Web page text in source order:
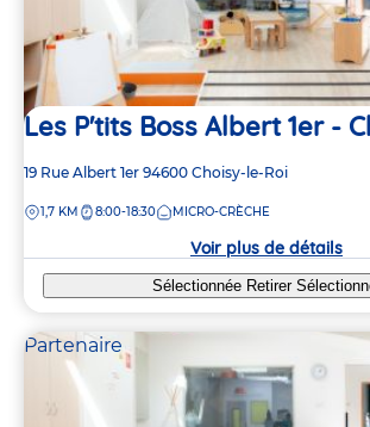
Les P'tits Boss Albert 1er -
Adresse
la
19 Rue Albert 1er 94600 Choisy-le-Roi
DISTANCE
1,7 KM 8:00-18:30 MICRO-CRÈCHE
Voir plus de détails
Sélectionnée Retirer
Partenaire